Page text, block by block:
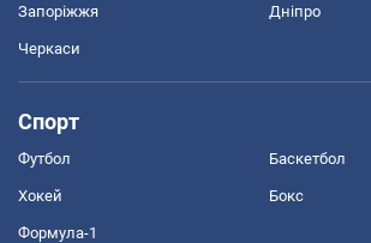
Запоріжжя Дніпро
Черкаси
Спорт
Футбол Баскетбол
Хокей Бокс
Формула-1